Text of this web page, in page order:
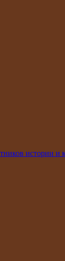
истории и